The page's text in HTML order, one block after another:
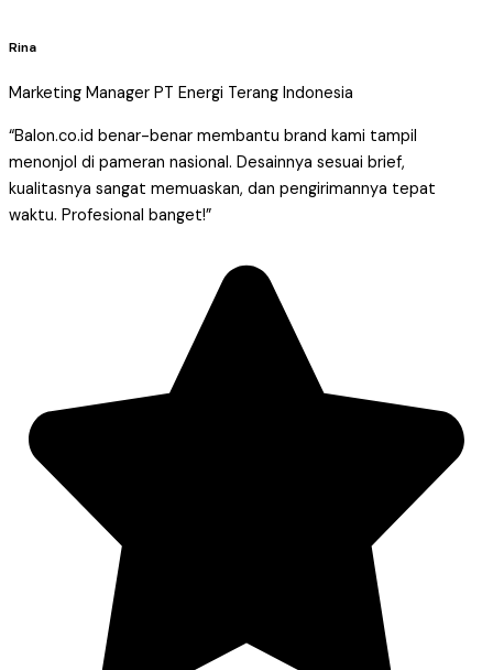
Rina
Marketing Manager PT Energi Terang Indonesia
“Balon.co.id benar-benar membantu brand kami tampil
menonjol di pameran nasional. Desainnya sesuai brief,
kualitasnya sangat memuaskan, dan pengirimannya tepat
waktu. Profesional banget!”